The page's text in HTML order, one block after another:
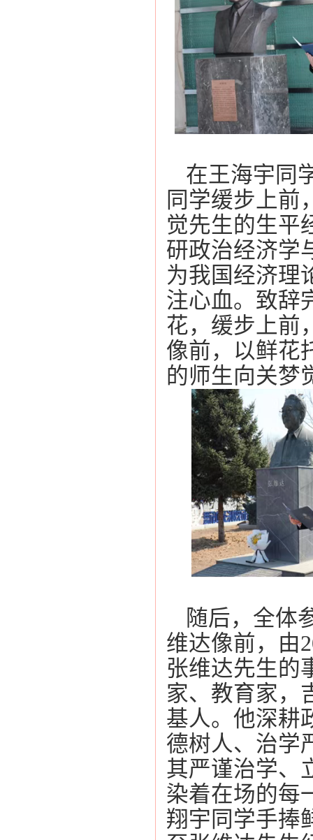
在王海宇同
同学缓步上前
觉先生的生平
研政治经济学
为我国经济理
注心血。致辞
花，缓步上前
像前，以鲜花
的师生向关梦
随后，全体
维达像前，由
张维达先生的
家、教育家，
基人。他深耕
德树人、治学
其严谨治学、
染着在场的每
翔宇同学手捧